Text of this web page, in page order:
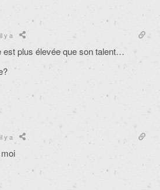
y a
est plus élevée que son talent…
y a